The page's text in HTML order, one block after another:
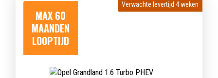
MAX 60
MAANDEN
LOOPTIJD
Verwachte levertijd 4 weken
Verwachte levertijd 4 weken